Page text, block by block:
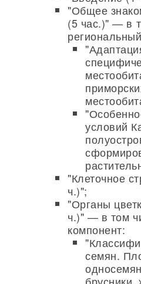
"Общее
(5 час.)" — в
условий
"Клеточное
ч.)";
"Органы
ч.)" — в том
компонент:
семян.